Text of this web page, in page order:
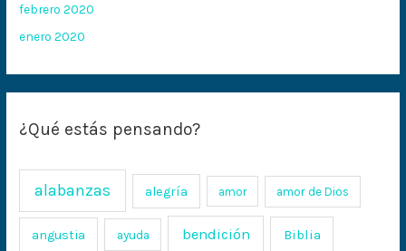
febrero 2020
enero 2020
¿Qué estás pensando?
alabanzas alegría amor amor de Dios
angustia ayuda bendición Biblia